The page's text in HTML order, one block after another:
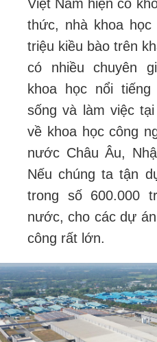
Việt Nam hiện có
thức, nhà khoa
triệu kiều bào trên
có nhiều chuyên
khoa học nổi
sống và làm việc
về khoa học công
nước Châu Âu,
Nếu chúng ta tận
trong số 600.000
nước, cho các dự
công rất lớn.